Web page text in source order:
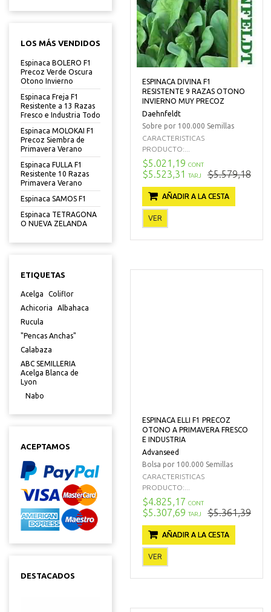
LOS MÁS VENDIDOS
Espinaca BOLERO F1
Precoz Verde Oscura
Otono Invierno
Espinaca Freja F1
Resistente a 13 Razas
Fresco e Industria Todo
Espinaca MOLOKAI F1
Precoz Siembra de
Primavera Verano
Espinaca FULLA F1
Resistente 10 Razas
Primavera Verano
Espinaca SAMOS F1
Espinaca TETRAGONA
O NUEVA ZELANDA
ETIQUETAS
Acelga
Coliflor
Achicoria
Albahaca
Rucula
"Pencas Anchas"
Calabaza
ABC SEMILLERIA
Acelga Blanca de
Lyon
Nabo
ACEPTAMOS
DESTACADOS
ESPINACA DIVINA F1
RESISTENTE 9 RAZAS OTONO
INVIERNO MUY PRECOZ
Daehnfeldt
Sobre por 100.000 Semillas
CARACTERISTICAS
PRODUCTO:...
$5.021,19 CONT
$5.523,31 TARJ $5.579,18
AÑADIR A LA CESTA
VER
ESPINACA ELLI F1 PRECOZ
OTONO A PRIMAVERA FRESCO
E INDUSTRIA
Advanseed
Bolsa por 100.000 Semillas
CARACTERISTICAS
PRODUCTO:...
$4.825,17 CONT
$5.307,69 TARJ $5.361,39
AÑADIR A LA CESTA
VER